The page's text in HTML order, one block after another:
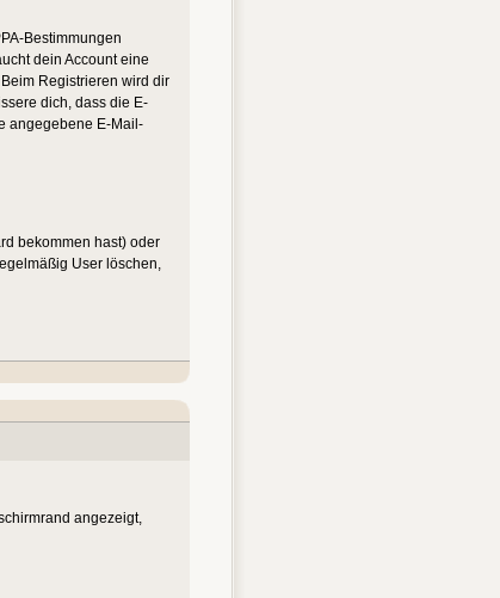
Bestimmungen
dein Account eine
Registrieren wird dir
dich, dass die E-
angegebene E-Mail-
bekommen hast) oder
User löschen,
angezeigt,